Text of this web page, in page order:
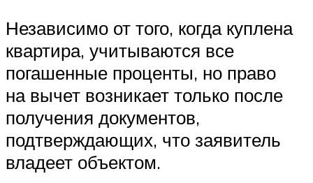
Независимо от того, когда куплена
квартира, учитываются все
погашенные проценты, но право
на вычет возникает только после
получения документов,
подтверждающих, что заявитель
владеет объектом.